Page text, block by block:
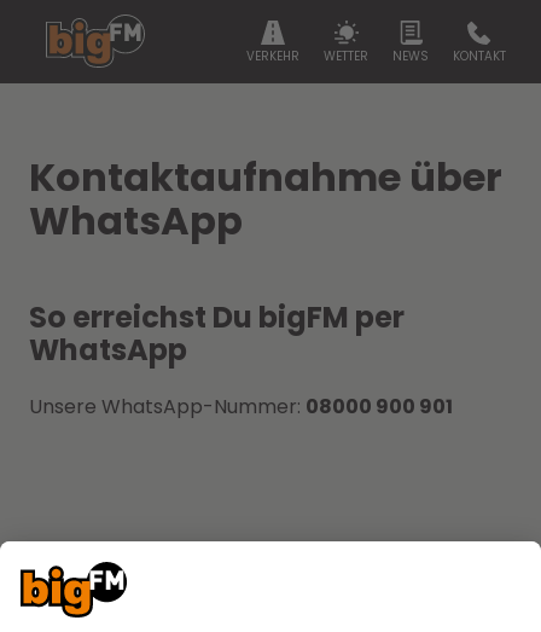
VERKEHR WETTER NEWS KONTAKT
Kontaktaufnahme über
WhatsApp
So erreichst Du bigFM per
WhatsApp
Unsere WhatsApp-Nummer: 08000 900 901
So geht's:
Speichere unsere WhatsApp-Nummer in